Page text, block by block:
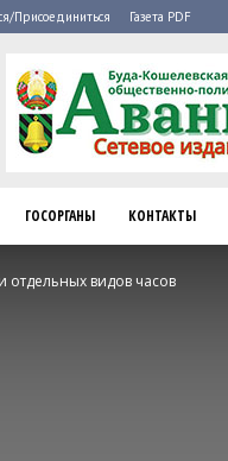
Присоединиться Газета PDF
Буда-
ГОСОРГАНЫ КОНТАКТЫ
видов часов